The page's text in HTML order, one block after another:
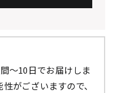
～10日でお届けしま
がございますので、